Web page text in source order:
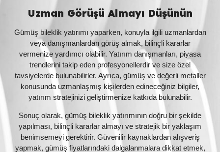
Uzman Görüşü Almayı Düşünün
Gümüş bileklik yatırımı yaparken, konuyla ilgili uzmanlardan
veya danışmanlardan görüş almak, bilinçli kararlar
vermenize yardımcı olabilir. Yatırım danışmanları, piyasa
trendlerini takip eden profesyonellerdir ve size özel
tavsiyelerde bulunabilirler. Ayrıca, gümüş ve değerli metaller
konusunda uzmanlaşmış kişilerden edineceğiniz bilgiler,
yatırım stratejinizi geliştirmenize katkıda bulunabilir.
Sonuç olarak, gümüş bileklik yatırımının doğru bir şekilde
yapılması, bilinçli kararlar almayı ve stratejik bir yaklaşım
benimsemeyi gerektirir. Güvenilir kaynaklardan alışveriş
yapmak, gümüş fiyatlarındaki dalgalanmalara dikkat etmek,